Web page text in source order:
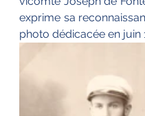
exprime sa
photo dédicacée en juin